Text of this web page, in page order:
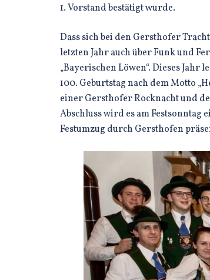
1. Vorstand bestätigt wurde.
Dass sich bei den Gersthofer
letzten Jahr auch über Funk und
„Bayerischen Löwen“. Dieses Jahr
100. Geburtstag nach dem Motto
einer Gersthofer Rocknacht und
Abschluss wird es am
Festumzug durch Gersthofen